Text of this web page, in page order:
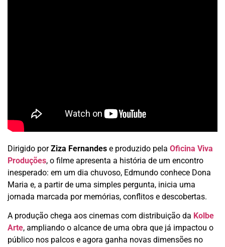
Dirigido porZiza Fernandes e produzido pela Oficina Viva
Produções, o filme apresenta a história de um encontro
inesperado: em um dia chuvoso, Edmundo conhece Dona
Maria e, a partir de uma simples pergunta, inicia uma
jornada marcada por memórias, conflitos e descobertas.
A produção chega aos cinemas com distribuição da Kolbe
Arte, ampliando o alcance de uma obra que já impactou o
público nos palcos e agora ganha novas dimensões no